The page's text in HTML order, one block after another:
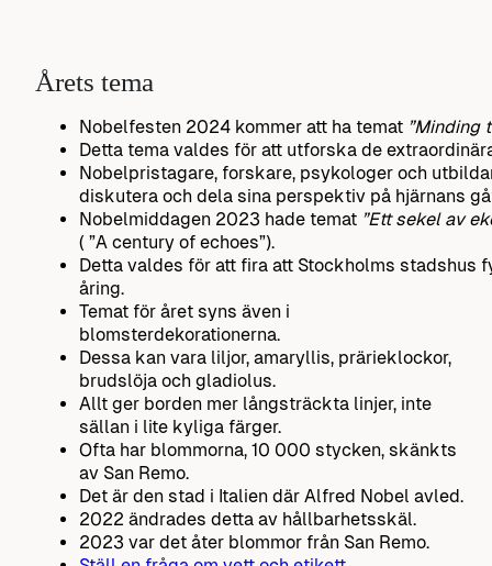
Årets tema
Nobelfesten 2024 kommer att ha temat ”Minding
Detta tema valdes för att utforska de
Nobelpristagare, forskare, psykologer och
diskutera och dela sina perspektiv på hjärnans
Nobelmiddagen 2023 hade temat ”Ett sekel av
( ”A century of echoes”).
Detta valdes för att fira att Stockholms stadshus
åring.
Temat för året syns även i
blomsterdekorationerna.
Dessa kan vara liljor, amaryllis, prärieklockor,
brudslöja och gladiolus.
Allt ger borden mer långsträckta linjer, inte
sällan i lite kyliga färger.
Ofta har blommorna, 10 000 stycken, skänkts
av San Remo.
Det är den stad i Italien där Alfred Nobel avled.
2022 ändrades detta av hållbarhetsskäl.
2023 var det åter blommor från San Remo.